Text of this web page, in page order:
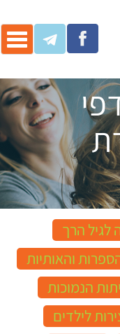
לגיל הרך
והאותיות
הנמוכות
לילדים